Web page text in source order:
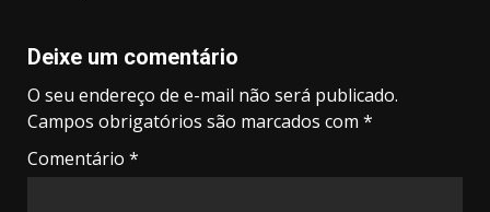
Deixe um comentário
O seu endereço de e-mail não será publicado.
Campos obrigatórios são marcados com *
Comentário *